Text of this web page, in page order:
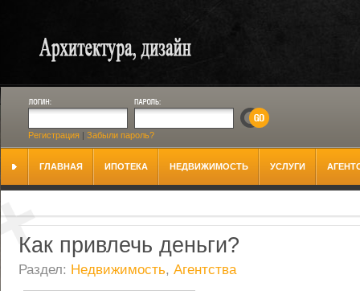
Регистрация| Забыли пароль?
ГЛАВНАЯ ИПОТЕКА НЕДВИЖИМОСТЬ УСЛУГИ
Как привлечь деньги?
Раздел: Недвижимость, Агентства